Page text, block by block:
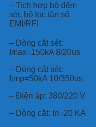
– Tich hợp bộ đếm
sét, bộ lọc tần số
EMI/RFI
– Dòng cắt sét:
Imax=150kA 8/20us
– Dòng cắt sét:
Iimp=50kA 10/350us
– Điện áp: 380/220 V
– Dòng cắt: In=20 KA